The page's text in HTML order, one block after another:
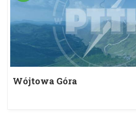
Wójtowa Góra